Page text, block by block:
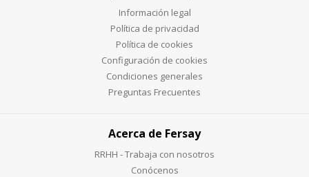
Información legal
Política de privacidad
Política de cookies
Configuración de cookies
Condiciones generales
Preguntas Frecuentes
Acerca de Fersay
RRHH - Trabaja con nosotros
Conócenos